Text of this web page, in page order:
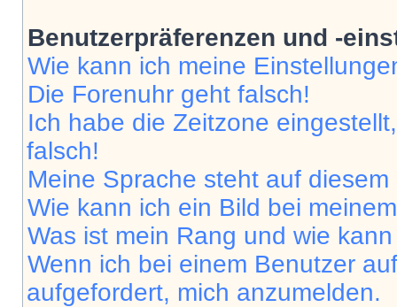
Benutzerpräferenzen und -
Wie kann ich meine
Die Forenuhr geht falsch!
Ich habe die Zeitzone
falsch!
Meine Sprache steht auf
Wie kann ich ein Bild bei
Was ist mein Rang und wie
Wenn ich bei einem Benutzer
aufgefordert, mich anzumelden.